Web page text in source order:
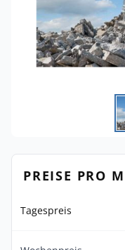
PREISE PRO
Tagespreis